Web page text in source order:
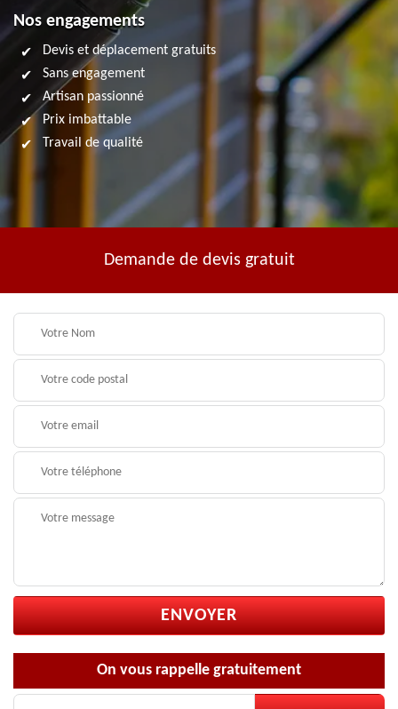
Nos engagements
Devis et déplacement gratuits
Sans engagement
Artisan passionné
Prix imbattable
Travail de qualité
Demande de devis gratuit
On vous rappelle gratuitement